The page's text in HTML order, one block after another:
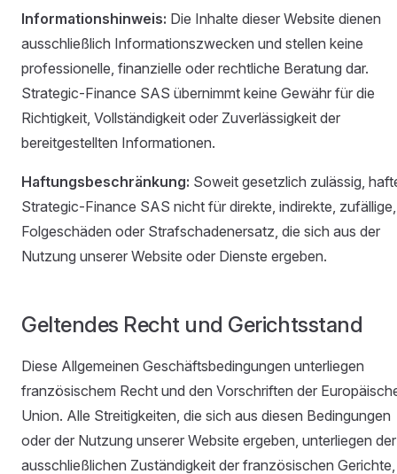
Informationshinweis: Die Inhalte dieser Website dienen
ausschließlich Informationszwecken und stellen keine
professionelle, finanzielle oder rechtliche Beratung dar.
Strategic-Finance SAS übernimmt keine Gewähr für die
Richtigkeit, Vollständigkeit oder Zuverlässigkeit der
bereitgestellten Informationen.
Haftungsbeschränkung: Soweit gesetzlich zulässig,
Strategic-Finance SAS nicht für direkte, indirekte, zufällige,
Folgeschäden oder Strafschadenersatz, die sich aus der
Nutzung unserer Website oder Dienste ergeben.
Geltendes Recht und Gerichtsstand
Diese Allgemeinen Geschäftsbedingungen unterliegen
französischem Recht und den Vorschriften der
Union. Alle Streitigkeiten, die sich aus diesen Bedingungen
oder der Nutzung unserer Website ergeben, unterliegen der
ausschließlichen Zuständigkeit der französischen Gerichte,